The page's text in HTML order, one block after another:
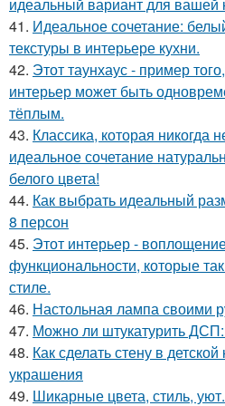
41. Идеальное сочетание:
текстуры в интерьере кухни.
42. Этот таунхаус - пример
интерьер может быть
тёплым.
43. Классика, которая никогда
идеальное сочетание
белого цвета!
44. Как выбрать идеальный
8 персон
45. Этот интерьер -
функциональности, которые
стиле.
46. Настольная лампа своими
47. Можно ли штукатурить
48. Как сделать стену в
украшения
49. Шикарные цвета, стиль, уют.